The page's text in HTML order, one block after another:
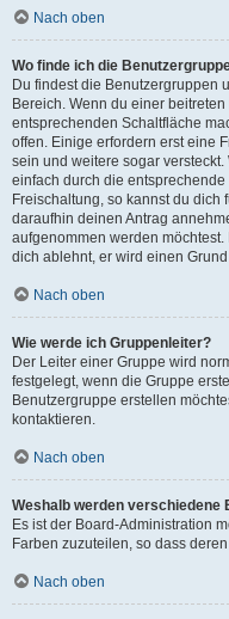
Nach oben
Wo finde ich die
Du findest die Benutzergruppen
Bereich. Wenn du einer
entsprechenden Schaltfläche
offen. Einige erfordern erst eine
sein und weitere sogar
einfach durch die
Freischaltung, so kannst du
daraufhin deinen Antrag
aufgenommen werden
dich ablehnt, er wird einen
Nach oben
Wie werde ich Gruppenleiter?
Der Leiter einer Gruppe wird
festgelegt, wenn die Gruppe
Benutzergruppe erstellen
kontaktieren.
Nach oben
Weshalb werden
Es ist der Board-Administration
Farben zuzuteilen, so dass
Nach oben